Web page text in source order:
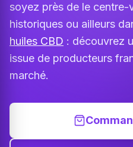
soyez près de le centre-
historiques ou ailleurs
huiles CBD : découvrez
issue de producteurs
marché.